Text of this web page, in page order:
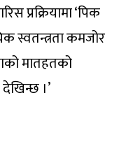
प्रक्रियामा ‘पिक
स्वतन्त्रता कमजोर
मातहतको
।’